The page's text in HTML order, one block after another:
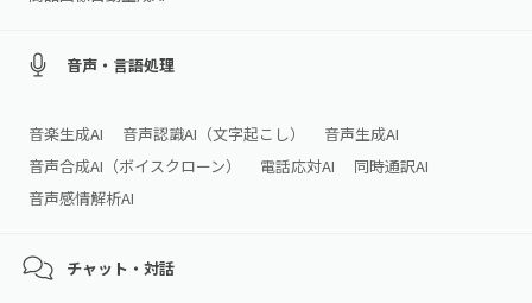
音声・言語処理
音楽生成AI 音声認識AI（文字起こし）
音声生成AI
音声合成AI（ボイスクローン）
電話応対AI
同時通訳AI
音声感情解析AI
チャット・対話